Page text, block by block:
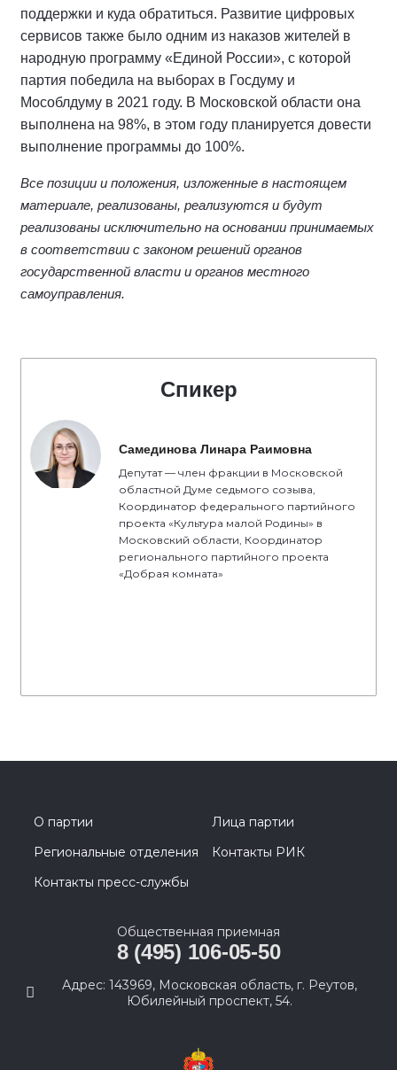
поддержки и куда обратиться. Развитие цифровых
сервисов также было одним из наказов жителей в
народную программу «Единой России», с которой
партия победила на выборах в Госдуму и
Мособлдуму в 2021 году. В Московской области она
выполнена на 98%, в этом году планируется довести
выполнение программы до 100%.
Все позиции и положения, изложенные в настоящем
материале, реализованы, реализуются и будут
реализованы исключительно на основании принимаемых
в соответствии с законом решений органов
государственной власти и органов местного
самоуправления.
Спикер
Самединова Линара Раимовна
Депутат — член фракции в Московской
областной Думе седьмого созыва,
Координатор федерального партийного
проекта «Культура малой Родины» в
Московский области, Координатор
регионального партийного проекта
«Добрая комната»
О партии
Лица партии
Региональные отделения
Контакты РИК
Контакты пресс-службы
Общественная приемная
8 (495) 106-05-50
Адрес: 143969, Московская область, г. Реутов,
Юбилейный проспект, 54.